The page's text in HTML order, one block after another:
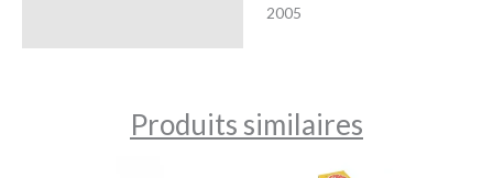
2005
Produits similaires